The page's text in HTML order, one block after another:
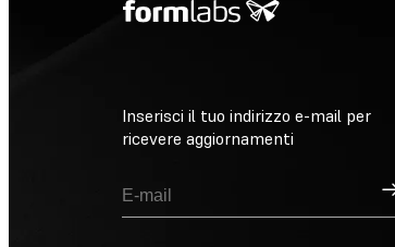
Inserisci il tuo indirizzo e-mail per
ricevere aggiornamenti